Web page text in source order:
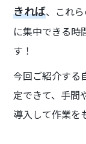
きれば、これ
に集中できる時
す！
今回ご紹介する
定できて、手間
導入して作業を